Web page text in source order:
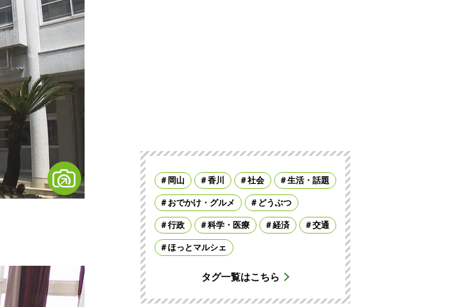
岡山 香川 社会 生活・話題
おでかけ・グルメ どうぶつ
行政 科学・医療 経済 交通
ほっとマルシェ
タグ一覧はこちら